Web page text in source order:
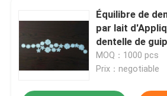
Équilibre de
par lait
dentelle de
Français d'OEM
MOQ：1000 pcs
Prix：negotiable